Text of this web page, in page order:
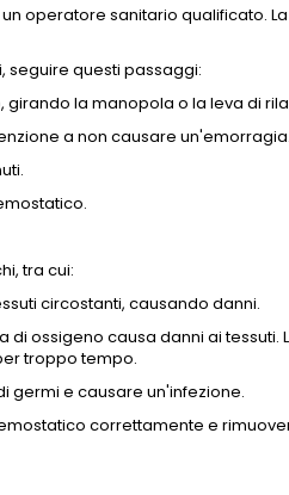
operatore sanitario qualificato.
seguire questi passaggi:
la manopola o la leva di
a non causare un'emorragia.
tra cui:
circostanti, causando danni.
ossigeno causa danni ai
troppo tempo.
germi e causare un'infezione.
correttamente e